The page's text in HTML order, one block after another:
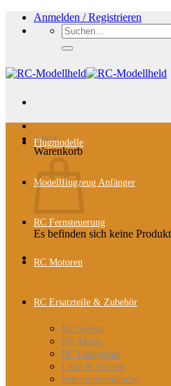
Zum
Inhalt
Anmelden / Registrieren
Suchen
nach:
0,00€
Warenkorb
Es befinden sich keine
Flugmodelle
Modellflugzeug Anfänger
RC Fernsteuerung
RC Motoren
RC Ersatzteile & Zubehör
RC Servos
RC Akkus
RC Ladegeräte
Litze & Stecker
Schrumpfschläuche